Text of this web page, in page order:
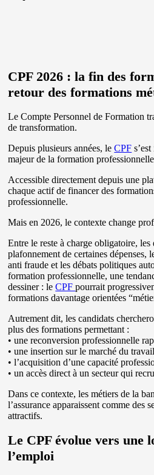
CPF 2026 : la fin des
retour des formations
Le Compte Personnel de Formation
de transformation.
Depuis plusieurs années, leCPF
majeur de la formation
Accessible directement depuis une
chaque actif de financer des
professionnelle.
Mais en 2026, le contexte change
Entre le reste à charge obligatoire, les
plafonnement de certaines dépenses,
anti fraude et les débats politiques
formation professionnelle, une
dessiner : leCPFpourrait
formations davantage orientées
Autrement dit, les candidats
plus des formations permettant :
• une reconversion professionnelle
• une insertion sur le marché du
• l’acquisition d’une capacité
• un accès direct à un secteur qui
Dans ce contexte, les métiers de la
l’assurance apparaissent comme des
attractifs.
Le CPF évolue vers une
l’emploi